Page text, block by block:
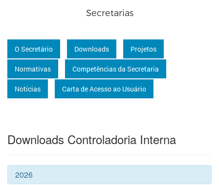
Secretarias
O Secretário Downloads Projetos
Normativas Competências da Secretaria
Notícias Carta de Acesso ao Usuário
Downloads Controladoria Interna
2026